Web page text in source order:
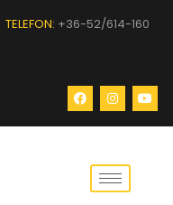
TELEFON: +36-52/614-160